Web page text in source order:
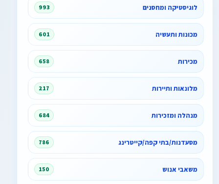
לוגיסטיקה ומחסנים 993
מכונות ותעשיה 601
מכירות 658
מלונאות ותיירות 217
מנהלה ומזכירות 684
מסעדנות/בתי קפה/קייטרינג 786
משאבי אנוש 150